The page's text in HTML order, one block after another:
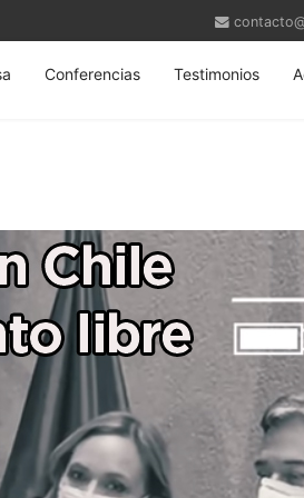
Conferencias Testimonios